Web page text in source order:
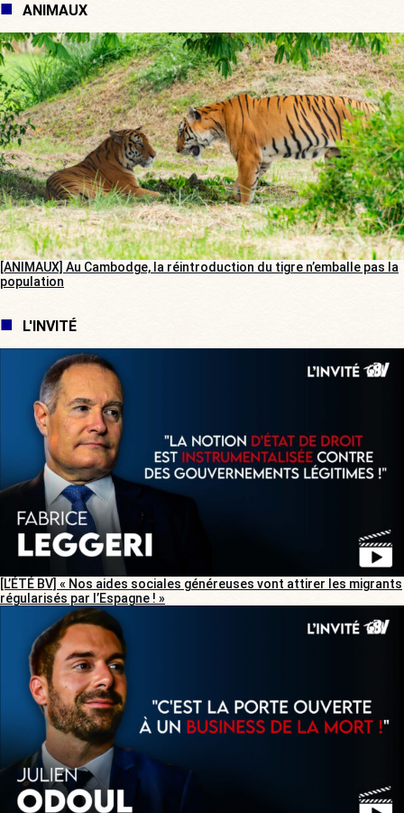
ANIMAUX
[ANIMAUX] Au Cambodge, la réintroduction du tigre n’emballe pas la
population
L'INVITÉ
[L’ÉTÉ BV] « Nos aides sociales généreuses vont attirer les migrants
régularisés par l’Espagne ! »